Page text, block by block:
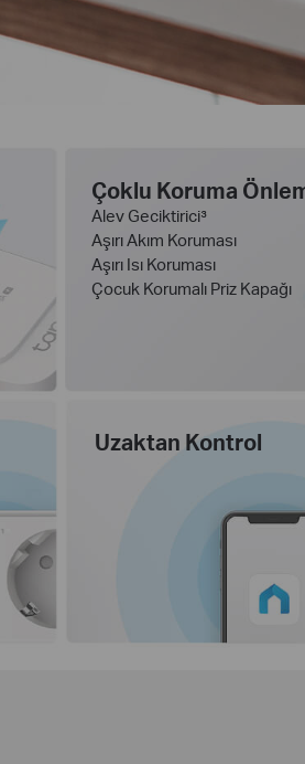
Çoklu Koruma
Alev Geciktirici³
Aşırı Akım Koruması
Aşırı Isı Koruması
Çocuk Korumalı Priz Kapağı
Uzaktan Kontrol